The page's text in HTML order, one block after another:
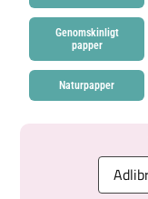
Genomskinligt
papper
Naturpapper